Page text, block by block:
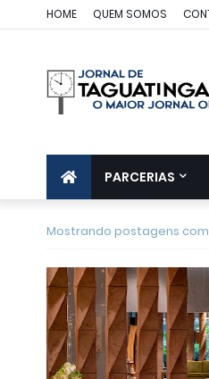
HOME QUEM SOMOS
PARCERIAS
Mostrando postagens